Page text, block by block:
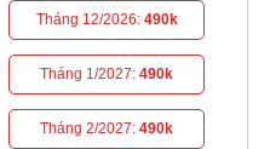
Tháng 12/2026: 490k
Tháng 1/2027:490k
Tháng 2/2027:490k